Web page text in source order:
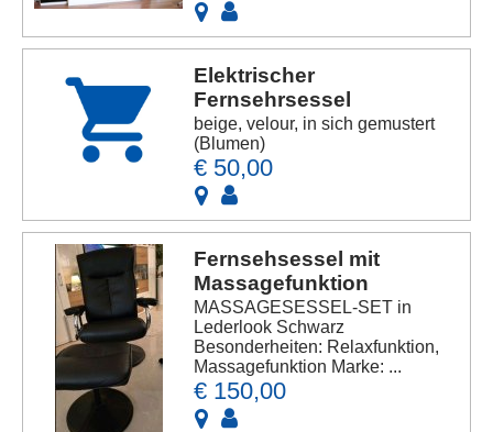
Elektrischer
Fernsehrsessel
beige, velour, in sich gemustert
(Blumen)
€ 50,00
Fernsehsessel mit
Massagefunktion
MASSAGESESSEL-SET in
Lederlook Schwarz
Besonderheiten: Relaxfunktion,
Massagefunktion Marke: ...
€ 150,00